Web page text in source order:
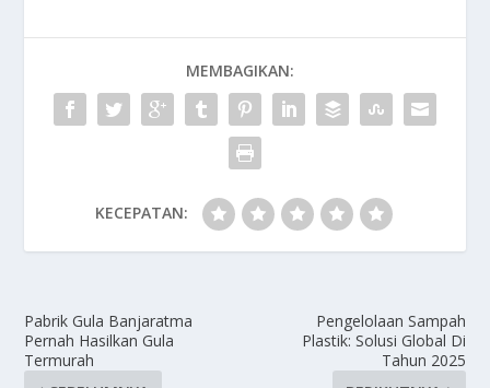
MEMBAGIKAN:
KECEPATAN:
Pabrik Gula Banjaratma
Pernah Hasilkan Gula
Termurah
Pengelolaan Sampah
Plastik: Solusi Global Di
Tahun 2025